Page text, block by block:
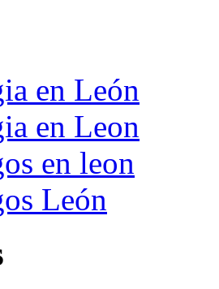
en León
en Leon
en leon
León